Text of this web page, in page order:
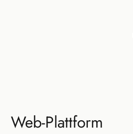
Web-Plattform